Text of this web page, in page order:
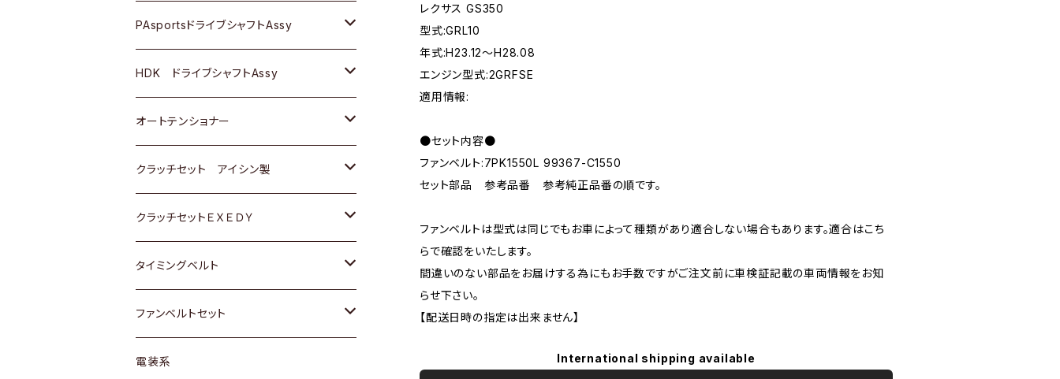
レクサス GS350
型式:GRL10
年式:H23.12～H28.08
エンジン型式:2GRFSE
適用情報:
●セット内容●
ファンベルト:7PK1550L 99367-C1550
セット部品 参考品番 参考純正品番の順です。
ファンベルトは型式は同じでもお車によって種類があり適合しない場合もあります。適合はこち
らで確認をいたします。
間違いのない部品をお届けする為にもお手数ですがご注文前に車検証記載の車両情報をお知
らせ下さい。
【配送日時の指定は出来ません】
International shipping available
スバル
ＢＥＮＺ
スバル
三菱
スバル
マツダ
三菱
スバル
ダイハツ
マツダ
三菱
スバル
ダイハツ
マツダ
三菱
スバル
スズキ
日産
いすゞ
ダイハツ
マツダ
三菱
スバル
日野
ＢＥＮＺ
ＢＭＷ
GOLF
ＷＡＧＥＮ
アストロ（シボレー）
クライスラー
ＢＥＮＺ
ＢＭＷ
ＷＡＧＥＮ
ＶＯＬＶＯ
PAsportsドライブシャフトAssy
トヨタ
ホンダ
スズキ
日産
ダイハツ
マツダ
三菱
HDK ドライブシャフトAssy
スズキ
ダイハツ
日産
ホンダ
マツダ
オートテンショナー
トヨタ
クラッチセット アイシン製
ホンダ
スズキ
ダイハツ
マツダ
クラッチセットＥＸＥＤＹ
ホンダ
スズキ
日産
タイミングベルト
トヨタ
スズキ
ファンベルトセット
トヨタ
電装系